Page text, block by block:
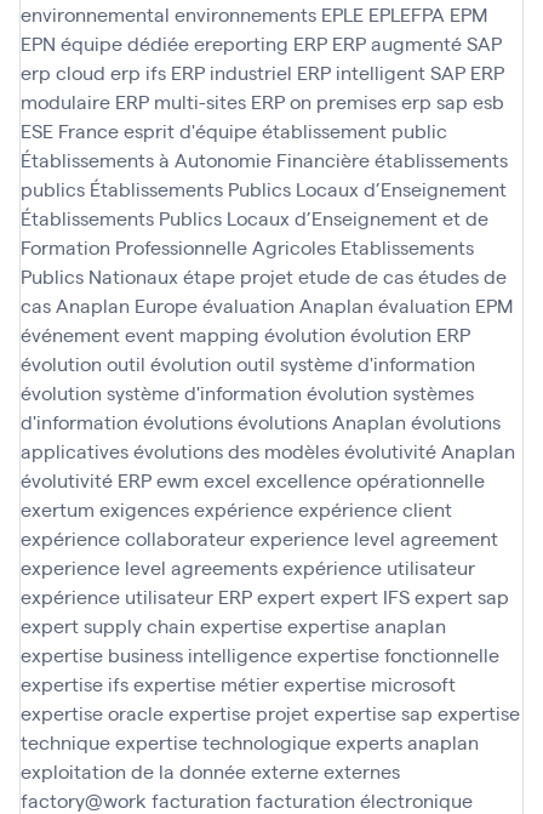
environnemental environnements EPLE EPLEFPA EPM
EPN équipe dédiéeereporting ERP ERP augmenté SAP
erp cloud erp ifs ERP industriel ERP intelligent SAP ERP
modulaire ERP multi-sites ERP on premiseserp sap esb
ESE Franceesprit d'équipeétablissement public
Établissements à Autonomie Financièreétablissements
publics Établissements Publics Locaux d’Enseignement
Établissements Publics Locaux d’Enseignement et de
Formation Professionnelle Agricoles Etablissements
Publics Nationaux étape projetetude de casétudes de
cas Anaplan Europeévaluation Anaplan évaluation EPM
événementevent mapping évolution évolution ERP
évolution outil évolution outil système d'information
évolution système d'information évolution systèmes
d'information évolutionsévolutions Anaplan évolutions
applicativesévolutions des modèlesévolutivité Anaplan
évolutivité ERPewm excel excellence opérationnelle
exertum exigencesexpérienceexpérience client
expérience collaborateurexperience level agreement
experience level agreementsexpérience utilisateur
expérience utilisateur ERPexpertexpert IFSexpert sap
expert supply chain expertiseexpertise anaplan
expertise business intelligenceexpertise fonctionnelle
expertise ifsexpertise métierexpertise microsoft
expertise oracleexpertise projetexpertise sap expertise
techniqueexpertise technologiqueexperts anaplan
exploitation de la donnéeexterneexternes
factory@work facturation facturation électronique